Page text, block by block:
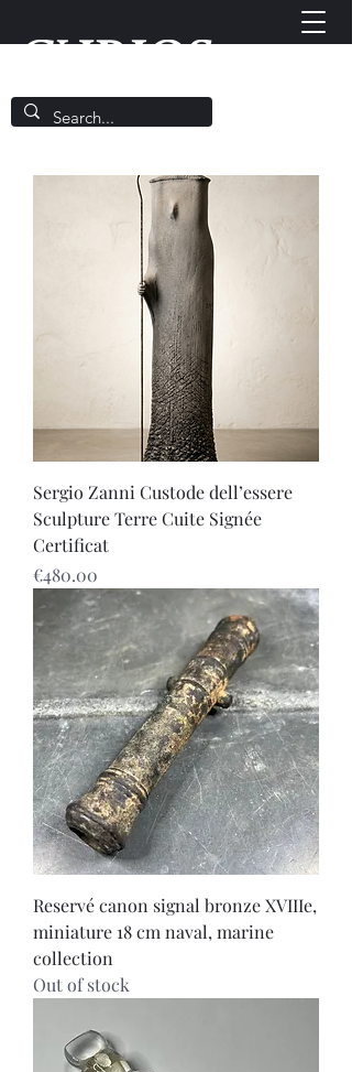
Sergio Zanni Custode dell’essere
Sculpture Terre Cuite Signée
Certificat
Price
€480.00
Reservé canon signal bronze XVIIIe,
miniature 18 cm naval, marine
collection
Out of stock